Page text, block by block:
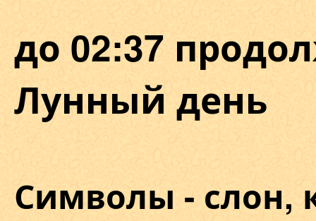
до 02:37
Лунный день
Символы - слон,